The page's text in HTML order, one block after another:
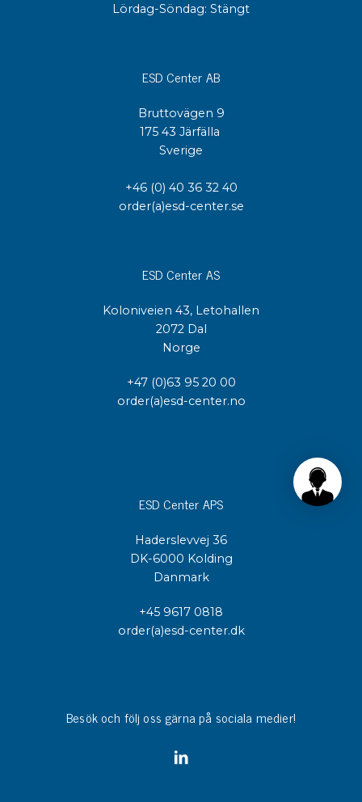
Lördag-Söndag: Stängt
ESD Center AB
Bruttovägen 9
175 43 Järfälla
Sverige
+46 (0) 40 36 32 40
order(a)esd-center.se
ESD Center AS
Koloniveien 43, Letohallen
2072 Dal
Norge
+47 (0)63 95 20 00
order(a)esd-center.no
ESD Center APS
Haderslevvej 36
DK-6000 Kolding
Danmark
+45 9617 0818
order(a)esd-center.dk
Besök och följ oss gärna på sociala medier!